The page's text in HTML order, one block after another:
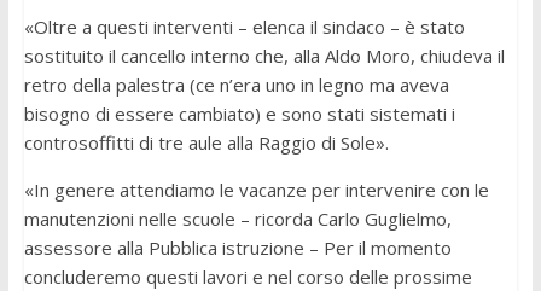
«Oltre a questi interventi – elenca il sindaco – è stato
sostituito il cancello interno che, alla Aldo Moro, chiudeva il
retro della palestra (ce n’era uno in legno ma aveva
bisogno di essere cambiato) e sono stati sistemati i
controsoffitti di tre aule alla Raggio di Sole».
«In genere attendiamo le vacanze per intervenire con le
manutenzioni nelle scuole – ricorda Carlo Guglielmo,
assessore alla Pubblica istruzione – Per il momento
concluderemo questi lavori e nel corso delle prossime